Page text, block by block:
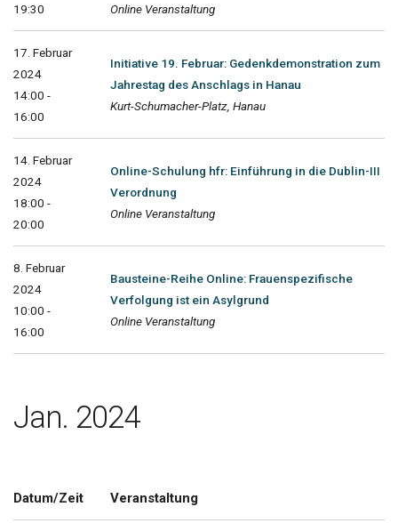
19:30
Online Veranstaltung
17. Februar
2024
14:00 -
16:00
Initiative 19. Februar: Gedenkdemonstration zum
Jahrestag des Anschlags in Hanau
Kurt-Schumacher-Platz, Hanau
14. Februar
2024
18:00 -
20:00
Online-Schulung hfr: Einführung in die Dublin-III
Verordnung
Online Veranstaltung
8. Februar
2024
10:00 -
16:00
Bausteine-Reihe Online: Frauenspezifische
Verfolgung ist ein Asylgrund
Online Veranstaltung
Jan. 2024
Datum/Zeit Veranstaltung